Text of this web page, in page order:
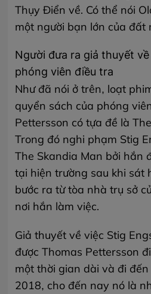
Thụy Điển về. Có thể nói
một người bạn lớn của đất
Người đưa ra giả thuyết
phóng viên điều tra
Như đã nói ở trên, loạt
quyển sách của phóng
Pettersson có tựa đề là
Trong đó nghi phạm Stig
The Skandia Man bởi hắn
tại hiện trường sau khi sát
bước ra từ tòa nhà trụ sở
nơi hắn làm việc.
Giả thuyết về việc Stig
được Thomas Pettersson
một thời gian dài và đi
2018, cho đến nay nó là